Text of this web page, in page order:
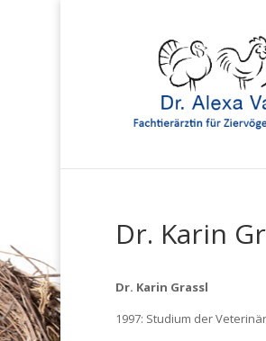
Dr. Karin
Dr. Karin Grassl
1997: Studium der